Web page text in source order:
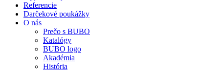
Referencie
Darčekové poukážky
O nás
Prečo s BUBO
Katalógy
BUBO logo
Akadémia
História